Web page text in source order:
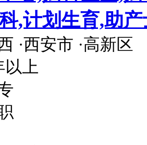
,计划生育,助产
·西安市 ·高新区
以上